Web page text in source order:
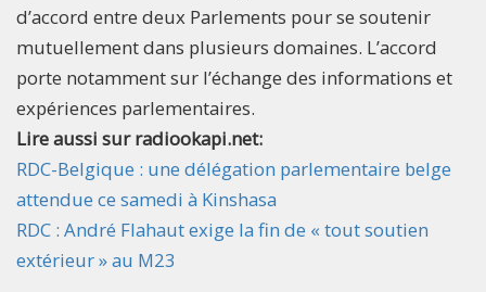
d’accord entre deux Parlements pour se soutenir
mutuellement dans plusieurs domaines. L’accord
porte notamment sur l’échange des informations et
expériences parlementaires.
Lire aussi sur radiookapi.net:
RDC-Belgique : une délégation parlementaire belge
attendue ce samedi à Kinshasa
RDC : André Flahaut exige la fin de « tout soutien
extérieur » au M23